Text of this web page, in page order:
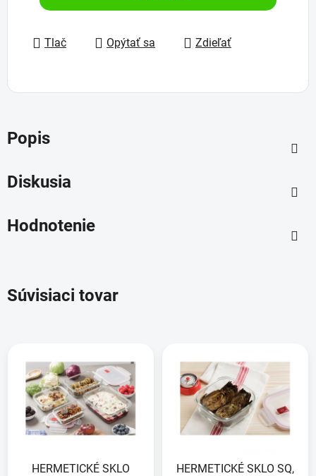
Tlač Opýtať sa Zdieľať
Popis
Diskusia
Hodnotenie
Súvisiaci tovar
HERMETICKÉ SKLO
HERMETICKÉ SKLO SQ,